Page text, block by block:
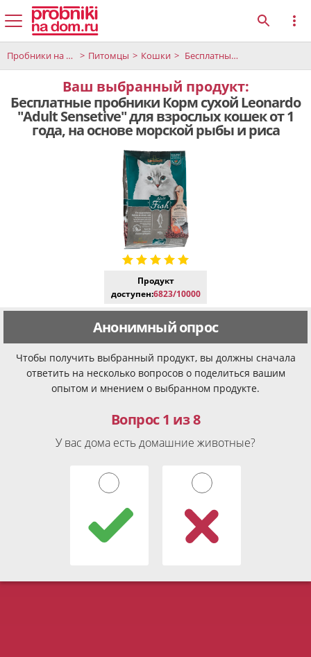
Пробники на дом Питомцы Кошки Бесплатные пробники Корм сухой Leonardo "Adult Sensetive" для взрослых кошек от 1 года, на основе морской рыбы и риса
Ваш выбранный продукт:
Бесплатные пробники Корм сухой Leonardo
"Adult Sensetive" для взрослых кошек от 1
года, на основе морской рыбы и риса
Продукт
доступен:6823/10000
Анонимный опрос
Чтобы получить выбранный продукт, вы должны сначала
ответить на несколько вопросов о поделиться вашим
опытом и мнением о выбранном продукте.
Вопрос 1 из 8
У вас дома есть домашние животные?